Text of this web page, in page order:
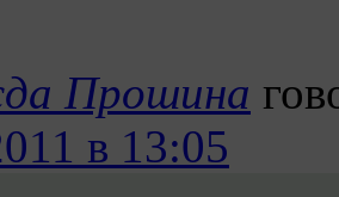
Прошина
в 13:05